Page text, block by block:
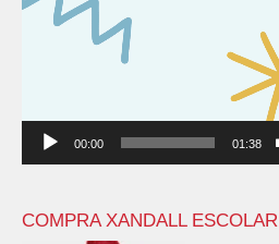
00:00 01:38
COMPRA XANDALL ESCOLAR